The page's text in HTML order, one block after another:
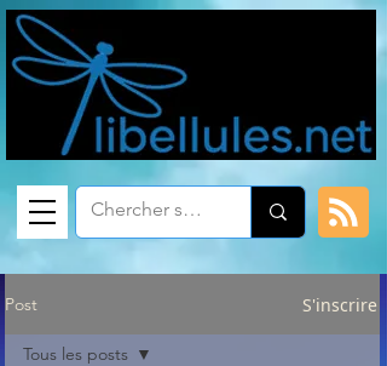
Post S'inscrire
Tous les posts